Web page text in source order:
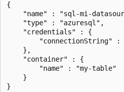
{
"name" : "sql-mi-
    "type" : "azuresql",
    "credentials" : {
"connectionString"
    },
    "container" : {
        "name" : "my-table"
    }